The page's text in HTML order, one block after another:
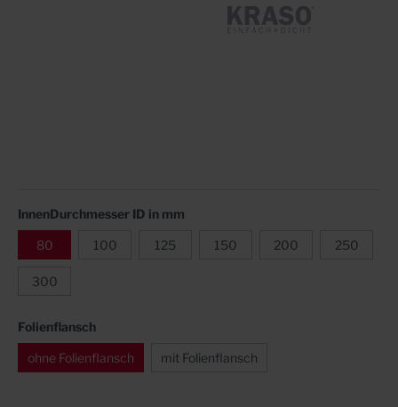
InnenDurchmesser ID in mm
80 100 125 150 200 250
300
Folienflansch
ohne Folienflansch mit Folienflansch